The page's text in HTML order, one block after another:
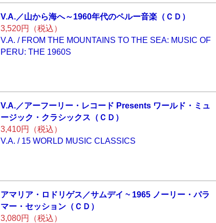
V.A.／山から海へ～1960年代のペルー音楽（ＣＤ）
3,520円（税込）
V.A. / FROM THE MOUNTAINS TO THE SEA: MUSIC OF
PERU: THE 1960S
V.A.／アーフーリ ー・レコード Presents ワールド・ ミュ
ージック・クラシックス（ＣＤ ）
3,410円（税込）
V.A. / 15 WORLD MUSIC CLASSICS
アマリア・ロドリゲス／サムデイ ~1965 ノーリー・パラ
マー・セッション（ＣＤ）
3,080円（税込）